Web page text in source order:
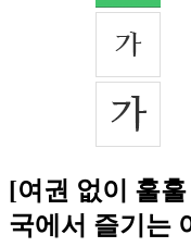
[여권 없이 훌
국에서 즐기는